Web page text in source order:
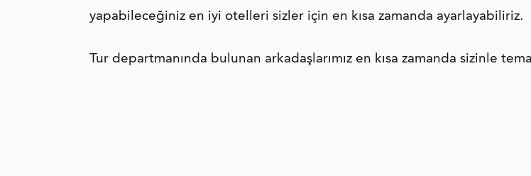
yapabileceğiniz en iyi otelleri sizler için en kısa zamanda ayarlayabiliriz.
Tur departmanında bulunan arkadaşlarımız en kısa zamanda sizinle